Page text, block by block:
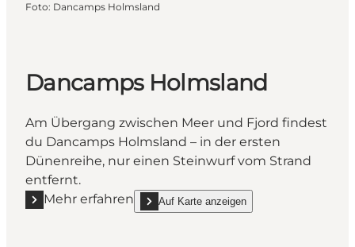
Foto: Dancamps Holmsland
Dancamps Holmsland
Am Übergang zwischen Meer und Fjord findest
du Dancamps Holmsland – in der ersten
Dünenreihe, nur einen Steinwurf vom Strand
entfernt.
Mehr erfahren
Mehr erfahren "Dancamps Holmsland"
Auf Karte anzeigen
show Dancamps Holmsland on_map